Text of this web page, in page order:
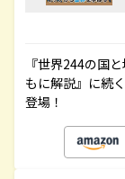
『世界244の国
もに解説』に続
登場！